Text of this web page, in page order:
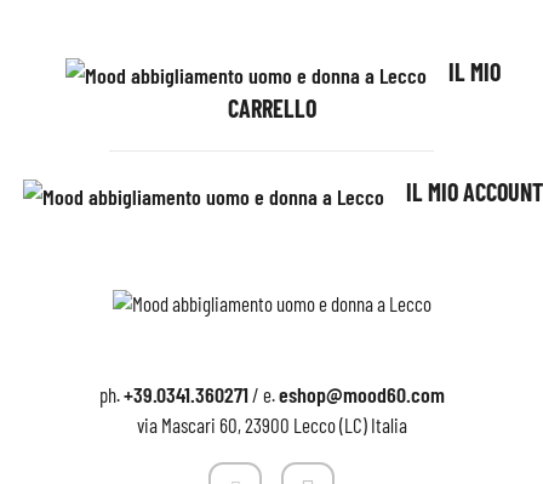
IL MIO
CARRELLO
IL MIO ACCOUNT
ph.+39.0341.360271/ e.eshop@mood60.com
via Mascari 60, 23900 Lecco (LC) Italia